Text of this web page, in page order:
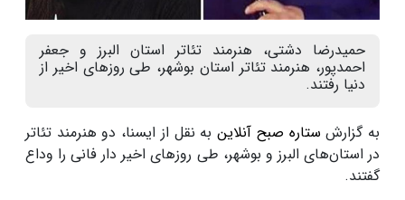
حمیدرضا دشتی، هنرمند تئاتر استان البرز و جعفر
احمدپور، هنرمند تئاتر استان بوشهر، طی روزهای اخیر از
دنیا رفتند.
به گزارش ستاره صبح آنلاینبه نقل از ایسنا، دو هنرمند تئاتر
در استان‌های البرز و بوشهر، طی روزهای اخیر دار فانی را وداع
گفتند.